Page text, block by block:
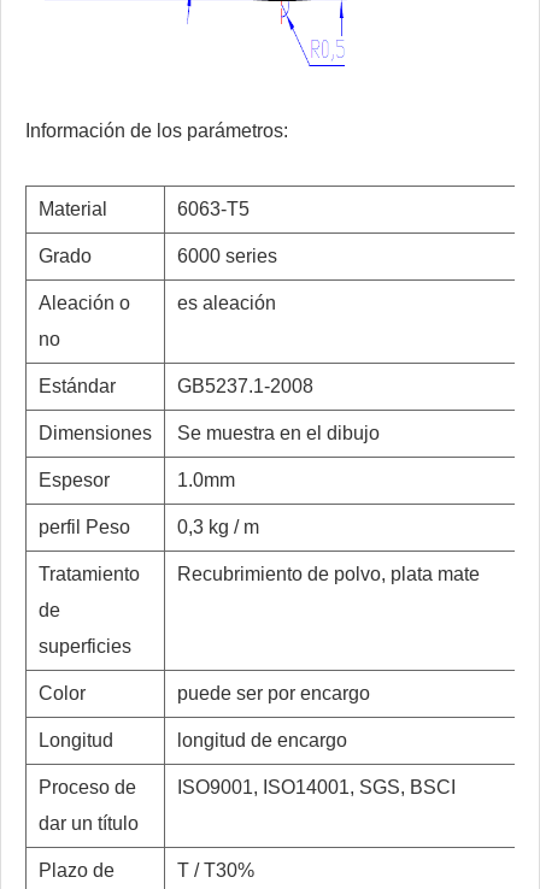
Información de los parámetros:
Material 6063-T5
Grado 6000 series
Aleación o
no
es aleación
Estándar GB5237.1-2008
Dimensiones Se muestra en el dibujo
Espesor 1.0mm
perfil Peso 0,3 kg / m
Tratamiento
de
superficies
Recubrimiento de polvo, plata mate
Color puede ser por encargo
Longitud longitud de encargo
Proceso de
dar un título
ISO9001, ISO14001, SGS, BSCI
Plazo de T / T30%